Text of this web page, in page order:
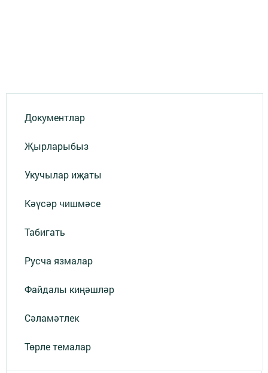
Документлар
Җырларыбыз
Укучылар иҗаты
Кәүсәр чишмәсе
Табигать
Русча язмалар
Файдалы киңәшләр
Сәламәтлек
Төрле темалар